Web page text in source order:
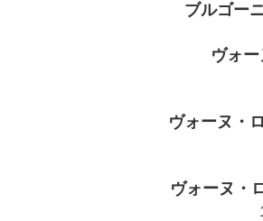
ブルゴー
ヴォ
ヴォーヌ・
ヴォーヌ・